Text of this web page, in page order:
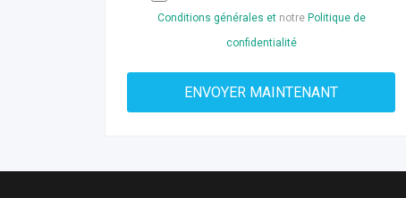
Conditions générales etnotre Politique de
confidentialité